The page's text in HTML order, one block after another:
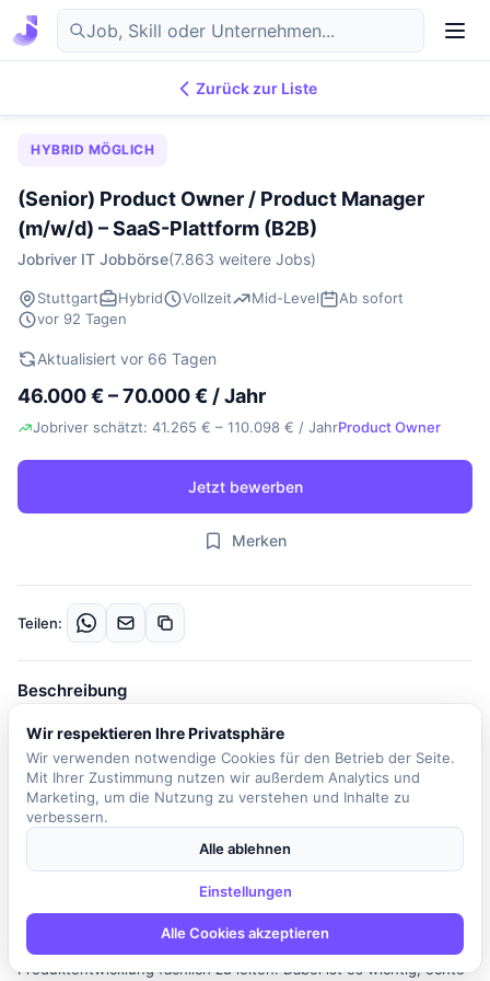
DE
Zurück zur Liste
HYBRID MÖGLICH
(Senior) Product Owner / Product Manager
(m/w/d) – SaaS-Plattform (B2B)
Jobriver IT Jobbörse(7.863 weitere Jobs)
Stuttgart Hybrid Vollzeit Mid-Level
Ab sofort
vor 92 Tagen
Aktualisiert vor 66 Tagen
46.000 € – 70.000 € / Jahr
Jobriver schätzt: 41.265 € – 110.098 € / JahrProduct Owner
Jetzt bewerben
Merken
Teilen:
Beschreibung
In dieser spannenden Position übernimmst du die Verantwortung
für eine B2B-SaaS-Plattform und gestaltest das Produkt von der
ersten Idee bis zur erfolgreichen Markteinführung. Du arbeitest
eng mit verschiedenen Abteilungen wie Entwicklung, Vertrieb und
Management zusammen, um sicherzustellen, dass aus
innovativen Ideen ein erfolgreiches Produkt entsteht. Deine
Aufgaben umfassen die Entwicklung einer klaren
Produktstrategie, die auf Marktanalysen, Kundenfeedback und
Unternehmenszielen basiert. Du bist dafür verantwortlich, eine
fokussierte und realistische Roadmap zu erstellen und die
Produktentwicklung fachlich zu leiten. Dabei ist es wichtig, echte
Wir respektieren Ihre Privatsphäre
Wir verwenden notwendige Cookies für den Betrieb der Seite.
Mit Ihrer Zustimmung nutzen wir außerdem Analytics und
Marketing, um die Nutzung zu verstehen und Inhalte zu
verbessern.
Alle ablehnen
Einstellungen
Alle Cookies akzeptieren